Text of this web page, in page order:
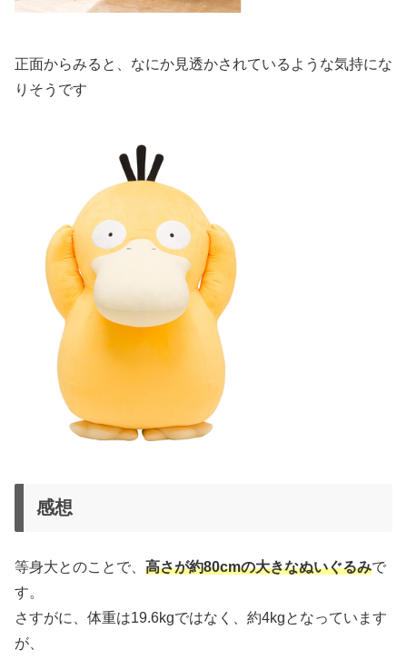
正面からみると、なにか見透かされているような気持にな
りそうです
感想
等身大とのことで、 高さが約80cmの大きなぬいぐるみで
す。
さすがに、体重は19.6kgではなく、約4kgとなっています
が、